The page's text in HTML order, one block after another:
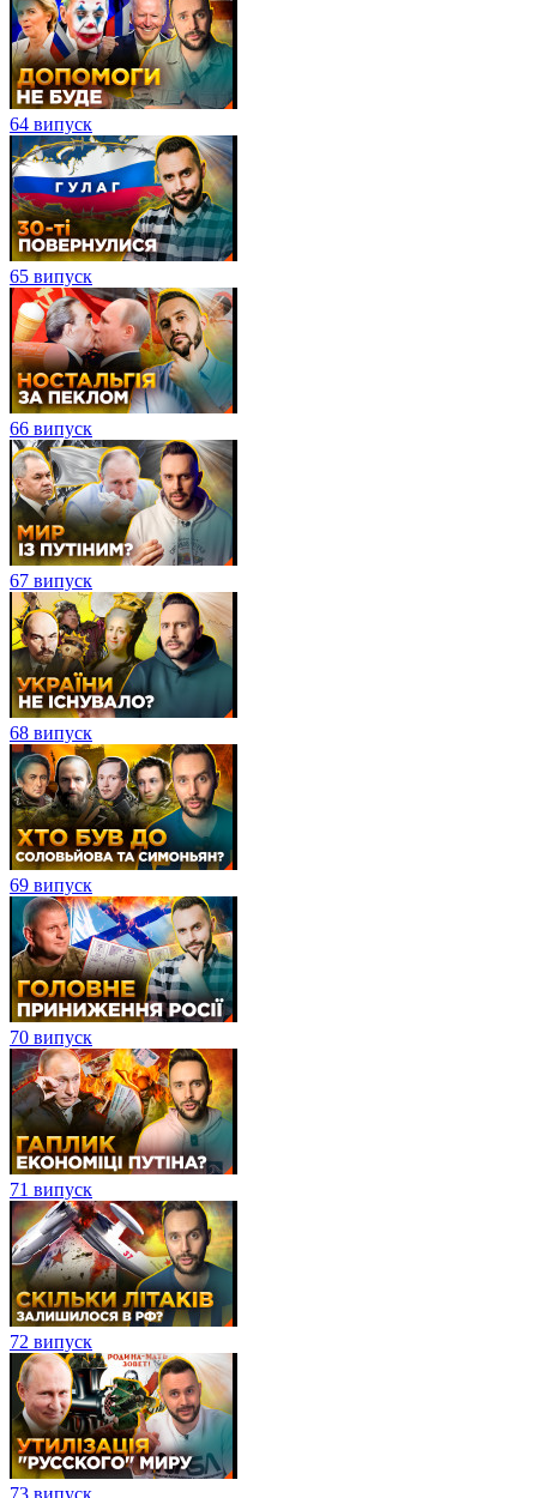
64 випуск
65 випуск
66 випуск
67 випуск
68 випуск
69 випуск
70 випуск
71 випуск
72 випуск
73 випуск